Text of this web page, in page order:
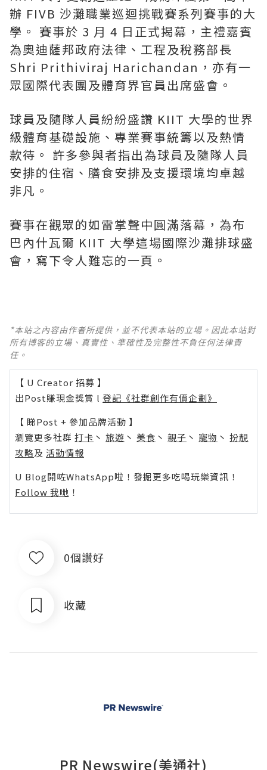
辦 FIVB 沙灘職業巡迴挑戰賽系列賽事的大
學。 賽事於 3 月 4 日正式揭幕，主禮嘉賓
為奧迪薩邦政府法律、工程及稅務部長
Shri Prithiviraj Harichandan，亦有一
眾國際代表團及體育界官員出席盛會。
球員及隨隊人員紛紛盛讚 KIIT 大學的世界
級體育基礎設施、專業賽事統籌以及熱情
款待。 許多參與者指出為球員及隨隊人員
安排的住宿、膳食安排及支援環境均卓越
非凡。
賽事在觀眾的如雷掌聲中圓滿落幕，為布
巴內什瓦爾 KIIT 大學這場國際沙灘排球盛
會，寫下令人難忘的一頁。
*本站之內容由作者所提供，並不代表本站的立場。因此本站對
所有博客的立場、真實性、準確性及完整性不負任何法律責
任。
【 U Creator 招募 】
出Post賺現金獎賞 l 登記《社群創作有價企劃》
【 睇Post + 參加品牌活動 】
瀏覽更多社群 打卡 丶 旅遊 丶 美食 丶 親子 丶 寵物 丶 扮靚
攻略及 活動情報
U Blog開咗WhatsApp啦！發掘更多吃喝玩樂資訊！
Follow 我哋 ！
0個讚好
收藏
PR Newswire(美通社)